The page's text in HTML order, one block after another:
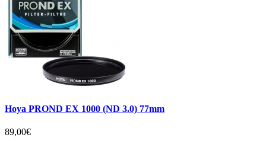
Hoya PROND EX 1000 (ND 3.0) 77mm
89,00€